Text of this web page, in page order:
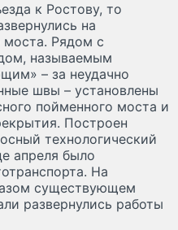
к Ростову, то
на
моста. Рядом с
называемым
– за неудачно
швы – установлены
пойменного моста и
Построен
технологический
апреля было
На
существующем
развернулись работы